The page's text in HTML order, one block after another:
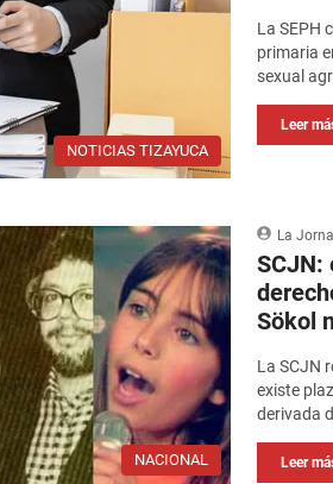
NOTICIAS TIZAYUCA
La SEPH
primaria
sexual
Leer
NACIONAL
La
SCJN:
Sökol
La SCJN
existe
derivada
Leer